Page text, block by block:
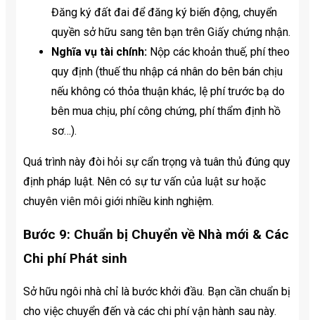
Đăng ký đất đai để đăng ký biến động, chuyển
quyền sở hữu sang tên bạn trên Giấy chứng nhận.
Nghĩa vụ tài chính: Nộp các khoản thuế, phí theo
quy định (thuế thu nhập cá nhân do bên bán chịu
nếu không có thỏa thuận khác, lệ phí trước bạ do
bên mua chịu, phí công chứng, phí thẩm định hồ
sơ…).
Quá trình này đòi hỏi sự cẩn trọng và tuân thủ đúng quy
định pháp luật. Nên có sự tư vấn của luật sư hoặc
chuyên viên môi giới nhiều kinh nghiệm.
Bước 9: Chuẩn bị Chuyển về Nhà mới & Các
Chi phí Phát sinh
Sở hữu ngôi nhà chỉ là bước khởi đầu. Bạn cần chuẩn bị
cho việc chuyển đến và các chi phí vận hành sau này.